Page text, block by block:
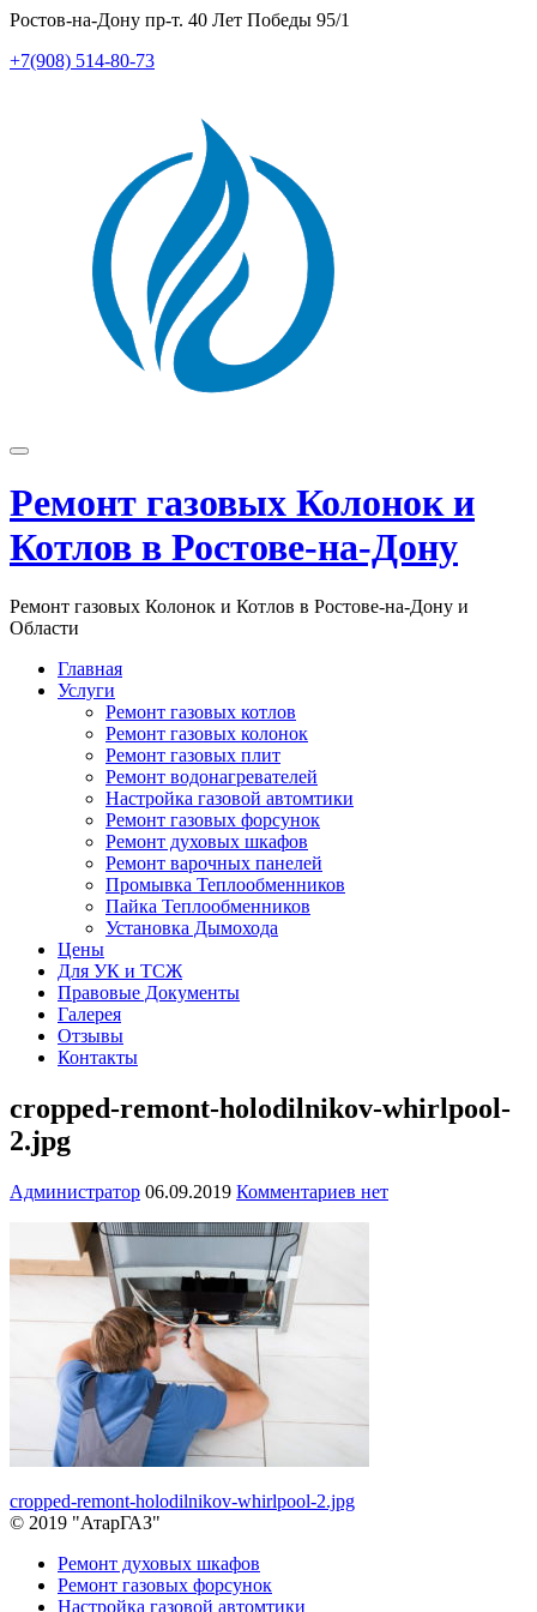
Перейти
содержимому
Ростов-на-Дону пр-т. 40 Лет Победы 95/1
+7(908) 514-80-73
Показать/
навигацию
Ремонт газовых Колонок и
Котлов в Ростове-на-Дону
Ремонт газовых Колонок и Котлов в Ростове-на-Дону и
Области
Главная
Услуги
Ремонт газовых котлов
Ремонт газовых колонок
Ремонт газовых плит
Ремонт водонагревателей
Настройка газовой автомтики
Ремонт газовых форсунок
Ремонт духовых шкафов
Ремонт варочных панелей
Промывка Теплообменников
Пайка Теплообменников
Установка Дымохода
Цены
Для УК и ТСЖ
Правовые Документы
Галерея
Отзывы
Контакты
cropped-remont-holodilnikov-whirlpool-
2.jpg
Администратор 06.09.2019 Комментариев нет
Навигация
по
записям
cropped-remont-holodilnikov-whirlpool-2.jpg
© 2019 "АтарГАЗ"
Дополнительное
Ремонт духовых шкафов
Ремонт газовых форсунок
Настройка газовой автомтики